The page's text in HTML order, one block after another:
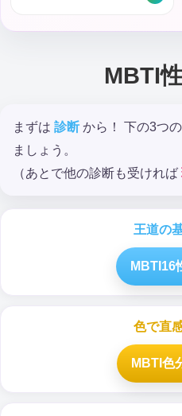
MBTI
まずは 診断 から！ 下の3つの
ましょう。
（あとで他の診断も受ければ
王道の
MBTI16
色で直
MBTI色